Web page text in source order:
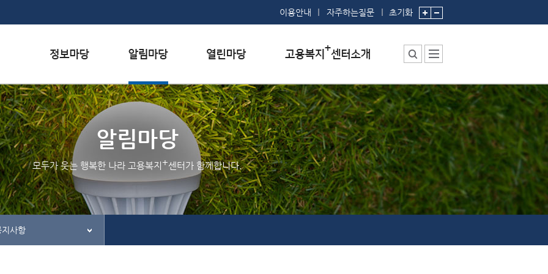
이용안내 자주하는질문 초기화
서식자료실
채용정보
인재정보
관련사이트
행사일정
공지사항
홍보/보도자료실
자주하는 질문
질문하기
칭찬하기
불친절 신고하기
센터소장 인사말
센터에서 하는 일
부서 및 직원소개
시설안내
찾아오시는 길
알림마당
모두가 웃는 행복한 나라 고용복지 +센터가 함께합니다.
지사항